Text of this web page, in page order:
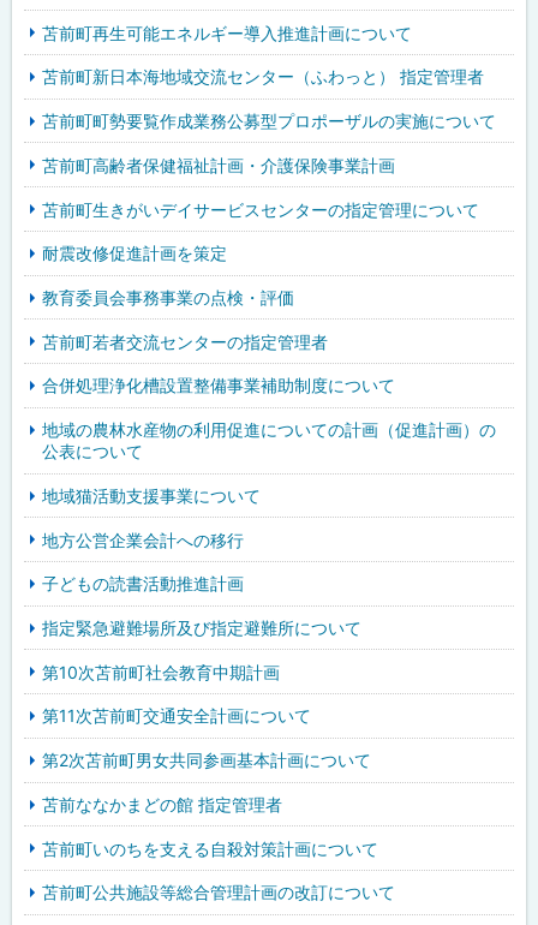
苫前町再生可能エネルギー導入推進計画について
苫前町新日本海地域交流センター（ふわっと） 指定管理者
苫前町町勢要覧作成業務公募型プロポーザルの実施について
苫前町高齢者保健福祉計画・介護保険事業計画
苫前町生きがいデイサービスセンターの指定管理について
耐震改修促進計画を策定
教育委員会事務事業の点検・評価
苫前町若者交流センターの指定管理者
合併処理浄化槽設置整備事業補助制度について
地域の農林水産物の利用促進についての計画（促進計画）の
公表について
地域猫活動支援事業について
地方公営企業会計への移行
子どもの読書活動推進計画
指定緊急避難場所及び指定避難所について
第10次苫前町社会教育中期計画
第11次苫前町交通安全計画について
第2次苫前町男女共同参画基本計画について
苫前ななかまどの館 指定管理者
苫前町いのちを支える自殺対策計画について
苫前町公共施設等総合管理計画の改訂について